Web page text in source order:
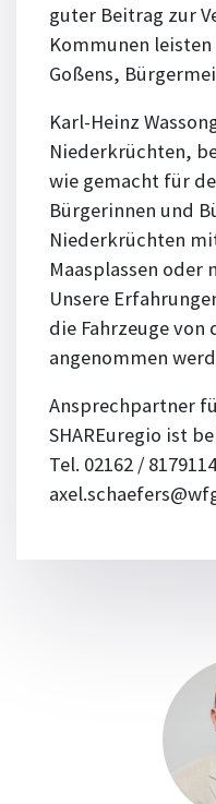
guter Beitrag zur
Kommunen
Goßens,
Karl-Heinz
Niederkrüchten,
wie gemacht für
Bürgerinnen und
Niederkrüchten
Maasplassen oder
Unsere
die Fahrzeuge
angenommen
Ansprechpartner
SHAREuregio ist
Tel. 02162 /